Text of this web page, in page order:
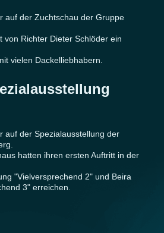
auf der Zuchtschau der Gruppe
von Richter Dieter Schlöder ein
vielen Dackelliebhabern.
auf der Spezialausstellung der
hatten ihren ersten Auftritt in der
"Vielversprechend 2" und Beira
3" erreichen.